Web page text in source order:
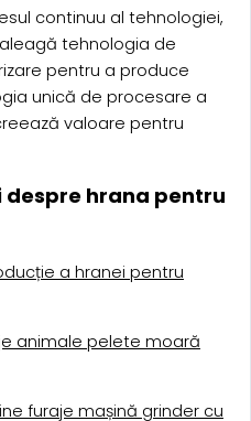
continuu al tehnologiei,
tehnologia de
pentru a produce
unică de procesare a
valoare pentru
hrana pentru
a hranei pentru
animale pelete moară
furaje mașină grinder cu